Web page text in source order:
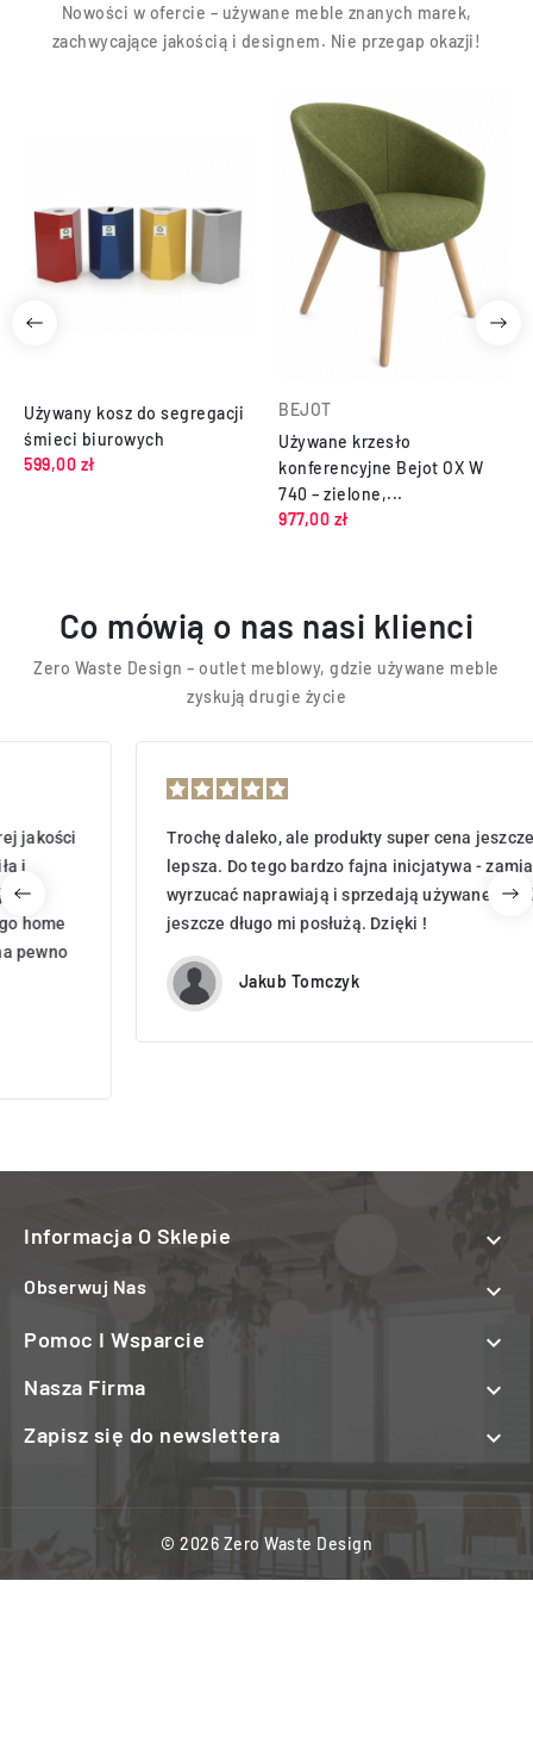
Nowości w ofercie – używane meble znanych marek,
zachwycające jakością i designem. Nie przegap okazji!
Używany kosz do segregacji
śmieci biurowych
599,00 zł
BEJOT
Używane krzesło
konferencyjne Bejot OX W
740 – zielone,...
977,00 zł
Co mówią o nas nasi klienci
Zero Waste Design – outlet meblowy, gdzie używane meble
zyskują drugie życie
Trochę daleko, ale produkty super cena jeszcze
lepsza. Do tego bardzo fajna inicjatywa - zamiast
wyrzucać naprawiają i sprzedają używane meble które
jeszcze długo mi posłużą. Dzięki !
Jakub Tomczyk
Informacja O Sklepie 
Obserwuj Nas 
Pomoc I Wsparcie 
Nasza Firma 
Zapisz się do newslettera 
© 2026 Zero Waste Design